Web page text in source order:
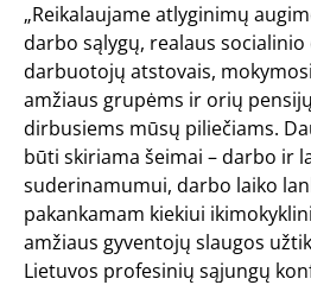
„Reikalaujame atlyginimų
darbo sąlygų, realaus socialinio
darbuotojų atstovais,
amžiaus grupėms ir orių
dirbusiems mūsų piliečiams.
būti skiriama šeimai – darbo ir
suderinamumui, darbo laiko
pakankamam kiekiui
amžiaus gyventojų slaugos
Lietuvos profesinių sąjungų